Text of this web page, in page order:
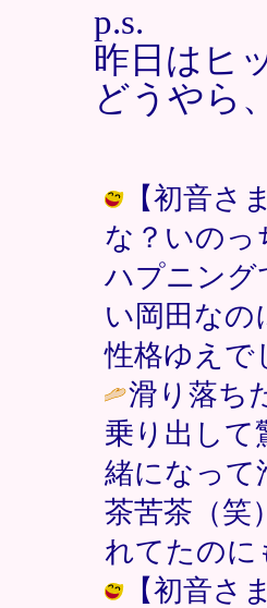
p.s.
昨日はヒ
どうやら
【初音さ
な？いのっ
ハプニング
い岡田なの
性格ゆえで
滑り落ち
乗り出して
緒になって
茶苦茶（笑
れてたの
【初音さ